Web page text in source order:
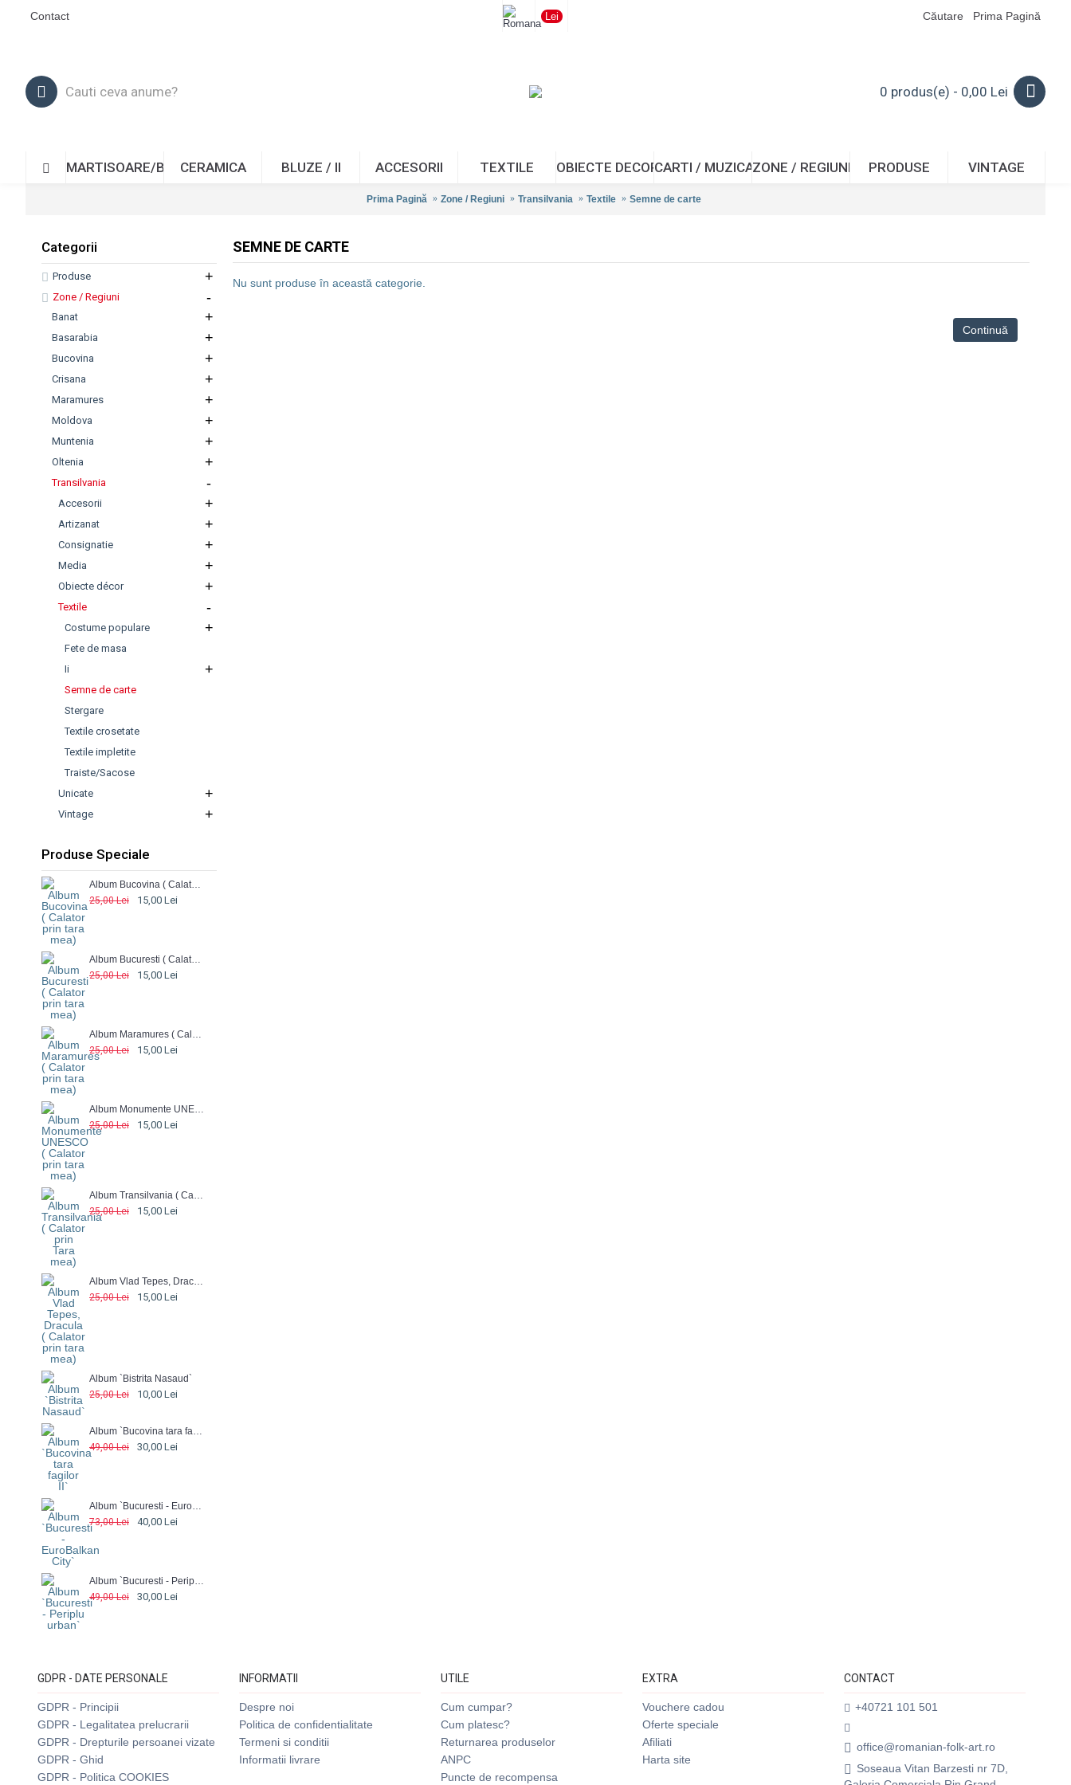
Contact Lei Căutare Prima Pagină
0 produs(e) - 0,00 Lei
MARTISOARE/BROSECERAMICA BLUZE / II ACCESORII TEXTILE OBIECTE DECOR/CADOURI
CARTI / MUZICAZONE / REGIUNI PRODUSE VINTAGE
Prima Pagină Zone / Regiuni Transilvania Textile Semne de carte
Categorii
Produse +
Zone / Regiuni -
Banat +
Basarabia +
Bucovina +
Crisana +
Maramures +
Moldova +
Muntenia +
Oltenia +
Transilvania -
Accesorii +
Artizanat +
Consignatie +
Media +
Obiecte décor +
Textile -
Costume populare +
Fete de masa
Ii
+
Semne de carte
Stergare
Textile crosetate
Textile impletite
Traiste/Sacose
Unicate
+
Vintage +
Produse Speciale
Album Bucovina ( Calator prin tara mea)
25,00 Lei
15,00 Lei
Album Bucuresti ( Calator prin tara mea)
25,00 Lei
15,00 Lei
Album Maramures ( Calator prin tara mea)
25,00 Lei
15,00 Lei
Album Monumente UNESCO ( Calator prin tara mea)
25,00 Lei
15,00 Lei
Album Transilvania ( Calator prin Tara mea)
25,00 Lei
15,00 Lei
Album Vlad Tepes, Dracula ( Calator prin tara mea)
25,00 Lei
15,00 Lei
Album `Bistrita Nasaud`
25,00 Lei
10,00 Lei
Album `Bucovina tara fagilor II`
49,00 Lei
30,00 Lei
Album `Bucuresti - EuroBalkan City`
73,00 Lei
40,00 Lei
Album `Bucuresti - Periplu urban`
49,00 Lei
30,00 Lei
SEMNE DE CARTE
Nu sunt produse în această categorie.
Continuă
GDPR - DATE PERSONALE
GDPR - Principii
GDPR - Legalitatea prelucrarii
GDPR - Drepturile persoanei vizate
GDPR - Ghid
GDPR - Politica COOKIES
INFORMATII
Despre noi
Politica de confidentialitate
Termeni si conditii
Informatii livrare
UTILE
Cum cumpar?
Cum platesc?
Returnarea produselor
ANPC
Puncte de recompensa
EXTRA
Vouchere cadou
Oferte speciale
Afiliati
Harta site
CONTACT
+40721 101 501
office@romanian-folk-art.ro
Soseaua Vitan Barzesti nr 7D,